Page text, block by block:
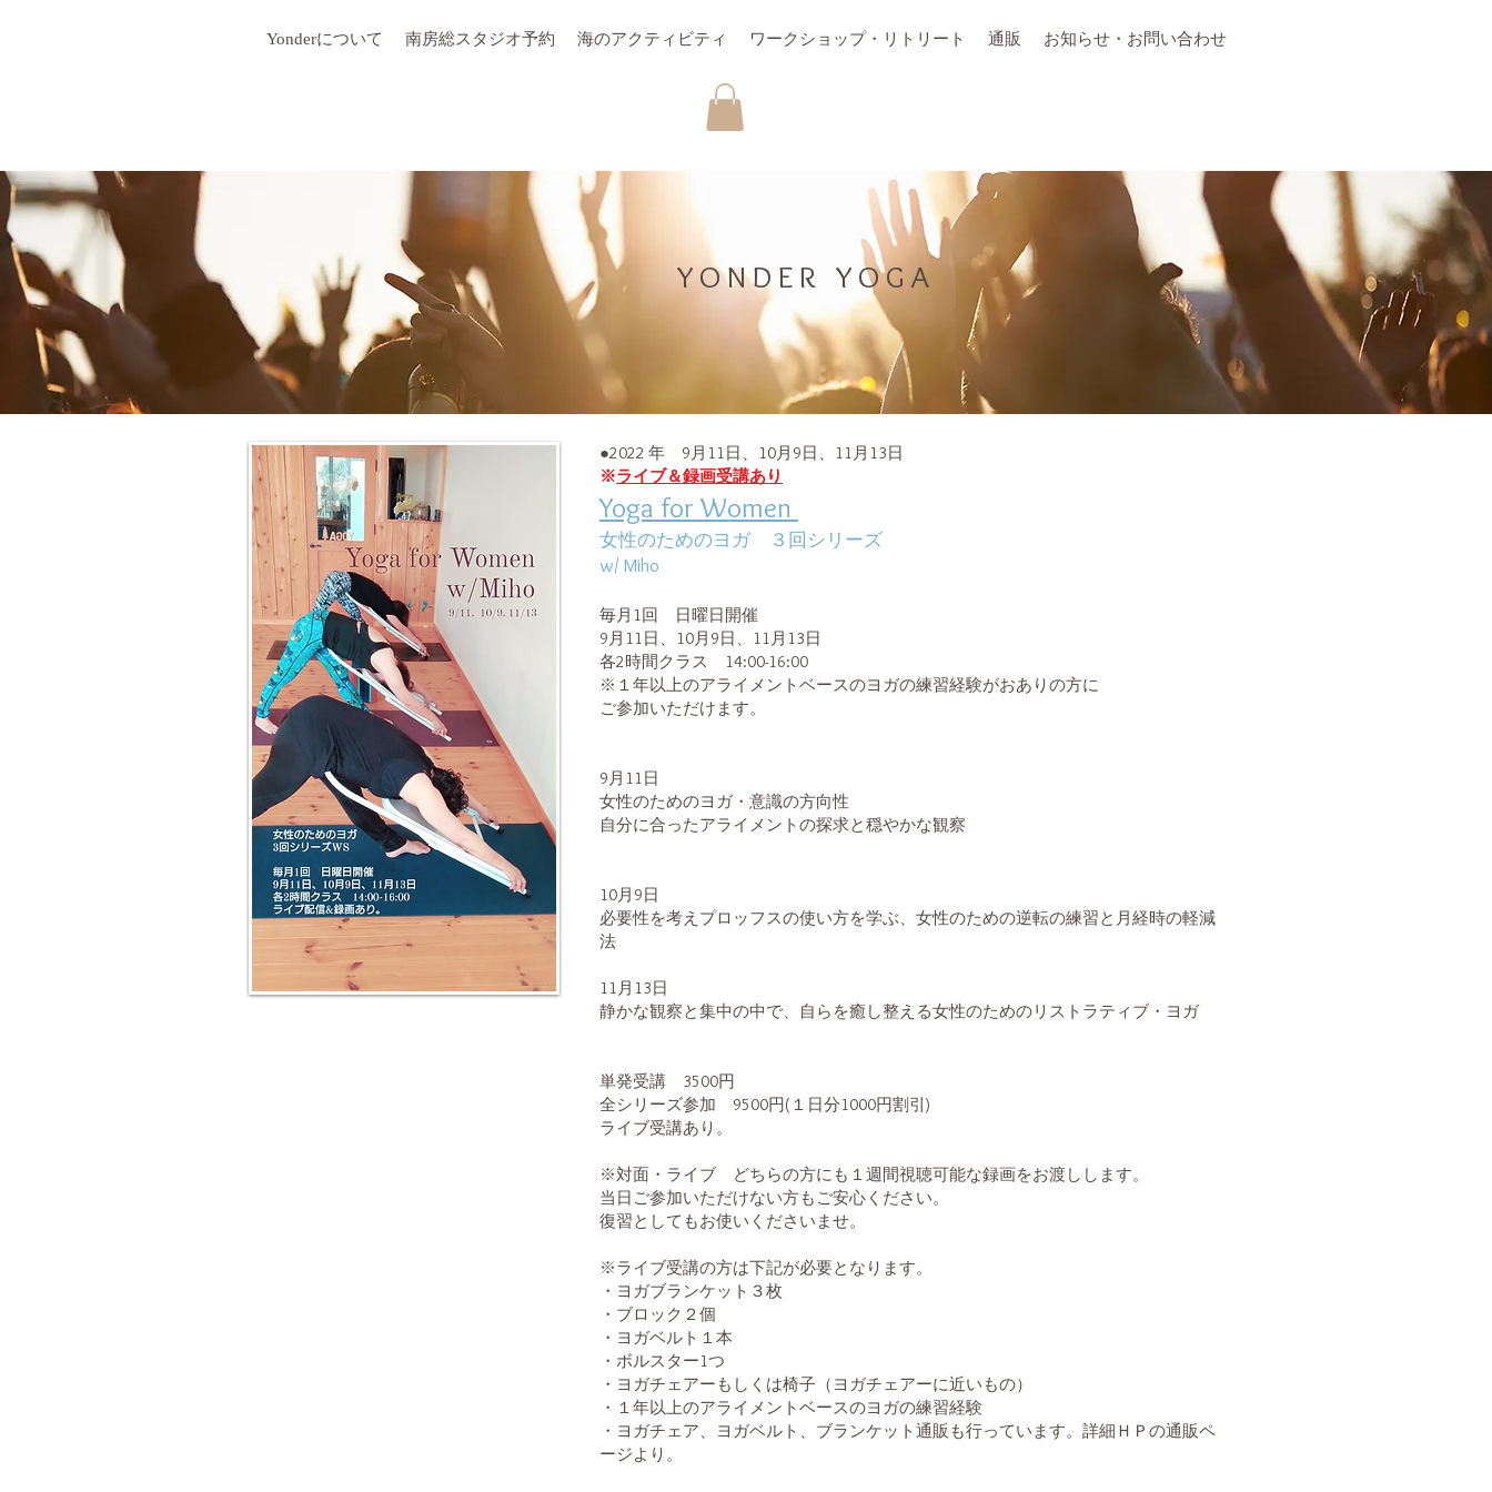
Yonderについて 南房総スタジオ予約 海のアクティビティ ワークショップ・リトリート 通販 お知らせ・お問い合わせ
YONDER YOGA
●2022 年 9月11日、10月9日、11月13日
※ライブ＆録画受講あり
Yoga for Women
女性のためのヨガ ３回シリーズ
w/ Miho
毎月1回 日曜日開催
9月11日、10月9日、11月13日
各2時間クラス 14:00-16:00
※１年以上のアライメントベースのヨガの練習経験がおありの方に
ご参加いただけます。
9月11日
女性のためのヨガ・意識の方向性
自分に合ったアライメントの探求と穏やかな観察
10月9日
必要性を考えプロッフスの使い方を学ぶ、女性のための逆転の練習と月経時の軽減
法
11月13日
静かな観察と集中の中で、自らを癒し整える女性のためのリストラティブ・ヨガ
単発受講 3500円
全シリーズ参加 9500円(１日分1000円割引)
ライブ受講あり。
※対面・ライブ どちらの方にも１週間視聴可能な録画をお渡しします。
当日ご参加いただけない方もご安心ください。
復習としてもお使いくださいませ。
※ライブ受講の方は下記が必要となります。
・ヨガブランケット３枚
・ブロック２個
・ヨガベルト１本
・ボルスター1つ
・ヨガチェアーもしくは椅子（ヨガチェアーに近いもの）
・１年以上のアライメントベースのヨガの練習経験
・ヨガチェア、ヨガベルト、ブランケット通販も行っています。詳細ＨＰの通販ペ
ージより。